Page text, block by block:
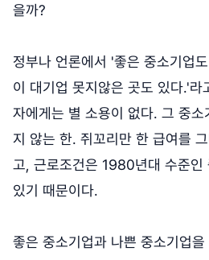
을까?
정부나 언론에서 '좋은 중소기업
이 대기업 못지않은 곳도 있다.'라
자에게는 별 소용이 없다. 그 중
지 않는 한. 쥐꼬리만 한 급여를
고, 근로조건은 1980년대 수준인
있기 때문이다.
좋은 중소기업과 나쁜 중소기업